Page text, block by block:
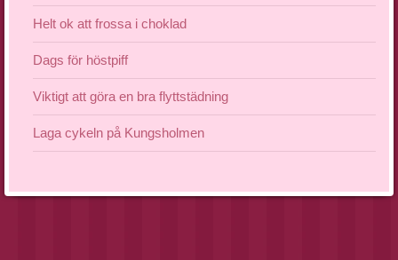
Helt ok att frossa i choklad
Dags för höstpiff
Viktigt att göra en bra flyttstädning
Laga cykeln på Kungsholmen